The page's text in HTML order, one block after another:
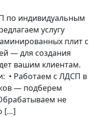
по индивидуальным
услугу
плит с
— для создания
вашим клиентам.
• Работаем с ЛДСП в
— подберем
не
[…]